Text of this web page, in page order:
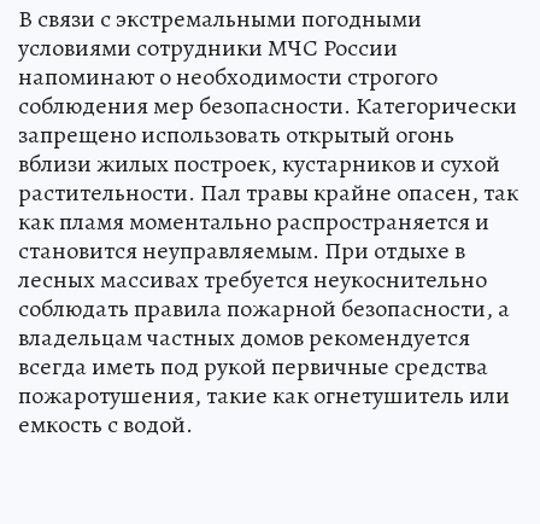
В связи с экстремальными погодными
условиями сотрудники МЧС России
напоминают о необходимости строгого
соблюдения мер безопасности. Категорически
запрещено использовать открытый огонь
вблизи жилых построек, кустарников и сухой
растительности. Пал травы крайне опасен, так
как пламя моментально распространяется и
становится неуправляемым. При отдыхе в
лесных массивах требуется неукоснительно
соблюдать правила пожарной безопасности, а
владельцам частных домов рекомендуется
всегда иметь под рукой первичные средства
пожаротушения, такие как огнетушитель или
емкость с водой.